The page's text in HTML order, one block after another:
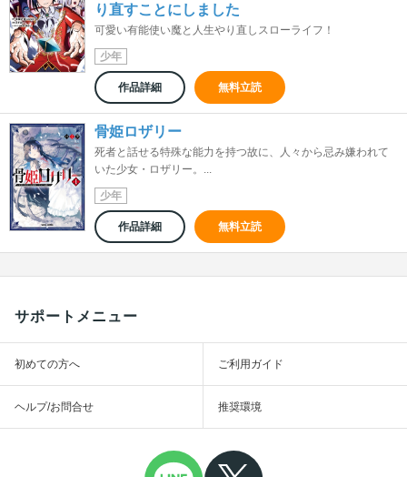
り直すことにしました
可愛い有能使い魔と人生やり直しスローライフ！
少年
作品詳細 無料立読
骨姫ロザリー
死者と話せる特殊な能力を持つ故に、人々から忌み嫌われて
いた少女・ロザリー。...
少年
作品詳細 無料立読
サポートメニュー
初めての方へ ご利用ガイド
ヘルプ/お問合せ 推奨環境